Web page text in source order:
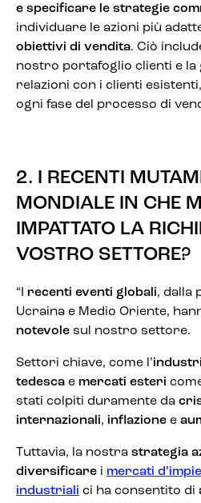
e specificare le strategie
individuare le azioni più
obiettivi di vendita. Ciò
nostro portafoglio clienti e la
relazioni con i clienti
ogni fase del processo di
2. I RECENTI
MONDIALE IN CHE
IMPATTATO LA
VOSTRO SETTORE?
“I recenti eventi globali, dalla
Ucraina e Medio Oriente,
notevole sul nostro settore.
Settori chiave, come l’
tedesca e mercati esteri
stati colpiti duramente da
internazionali, inflazione e
Tuttavia, la nostra strategia
diversificare i mercati
industriali ci ha consentito di